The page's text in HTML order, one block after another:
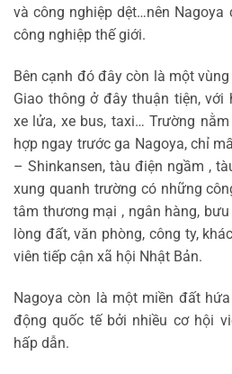
và công nghiệp dệt…nên Nagoya
công nghiệp thế giới.
Bên cạnh đó đây còn là một
Giao thông ở đây thuận tiện, với
xe lửa, xe bus, taxi… Trường
hợp ngay trước ga Nagoya, chỉ
– Shinkansen, tàu điện ngầm ,
xung quanh trường có những
tâm thương mại , ngân hàng,
lòng đất, văn phòng, công ty,
viên tiếp cận xã hội Nhật Bản.
Nagoya còn là một miền đất
động quốc tế bởi nhiều cơ hội
hấp dẫn.